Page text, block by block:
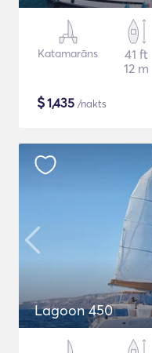
Katamarāns
41 ft
12 m
$1,435 /nakts
Lagoon 450